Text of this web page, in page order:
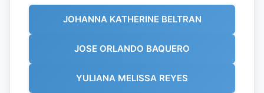
JOHANNA KATHERINE BELTRAN
JOSE ORLANDO BAQUERO
YULIANA MELISSA REYES